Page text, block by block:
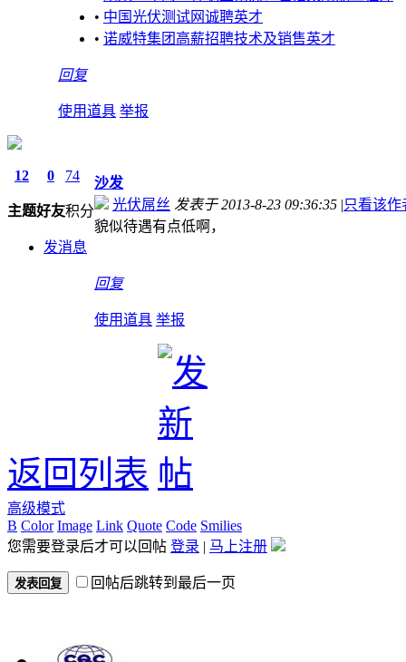
• 中国光伏测试网诚聘英才
• 诺威特集团高薪招聘技术及销售英才
回复
使用道具 举报
12
主题
0
好友
74
积分
发消息
沙发
光伏屌丝 发表于 2013-8-23 09:36:35 |只看该作
貌似待遇有点低啊，
回复
使用道具 举报
返回列表
高级模式
B Color Image Link Quote Code Smilies
您需要登录后才可以回帖 登录 | 马上注册
发表回复 回帖后跳转到最后一页